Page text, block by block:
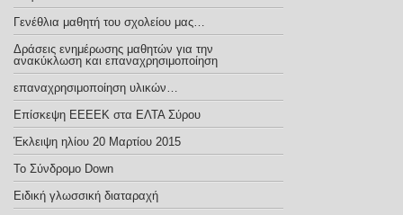
Γενέθλια μαθητή του σχολείου μας…
Δράσεις ενημέρωσης μαθητών για την
ανακύκλωση και επαναχρησιμοποίηση
επαναχρησιμοποίηση υλικών…
Επίσκεψη ΕΕΕΕΚ στα ΕΛΤΑ Σύρου
Έκλειψη ηλίου 20 Μαρτίου 2015
Το Σύνδρομο Down
Ειδική γλωσσική διαταραχή